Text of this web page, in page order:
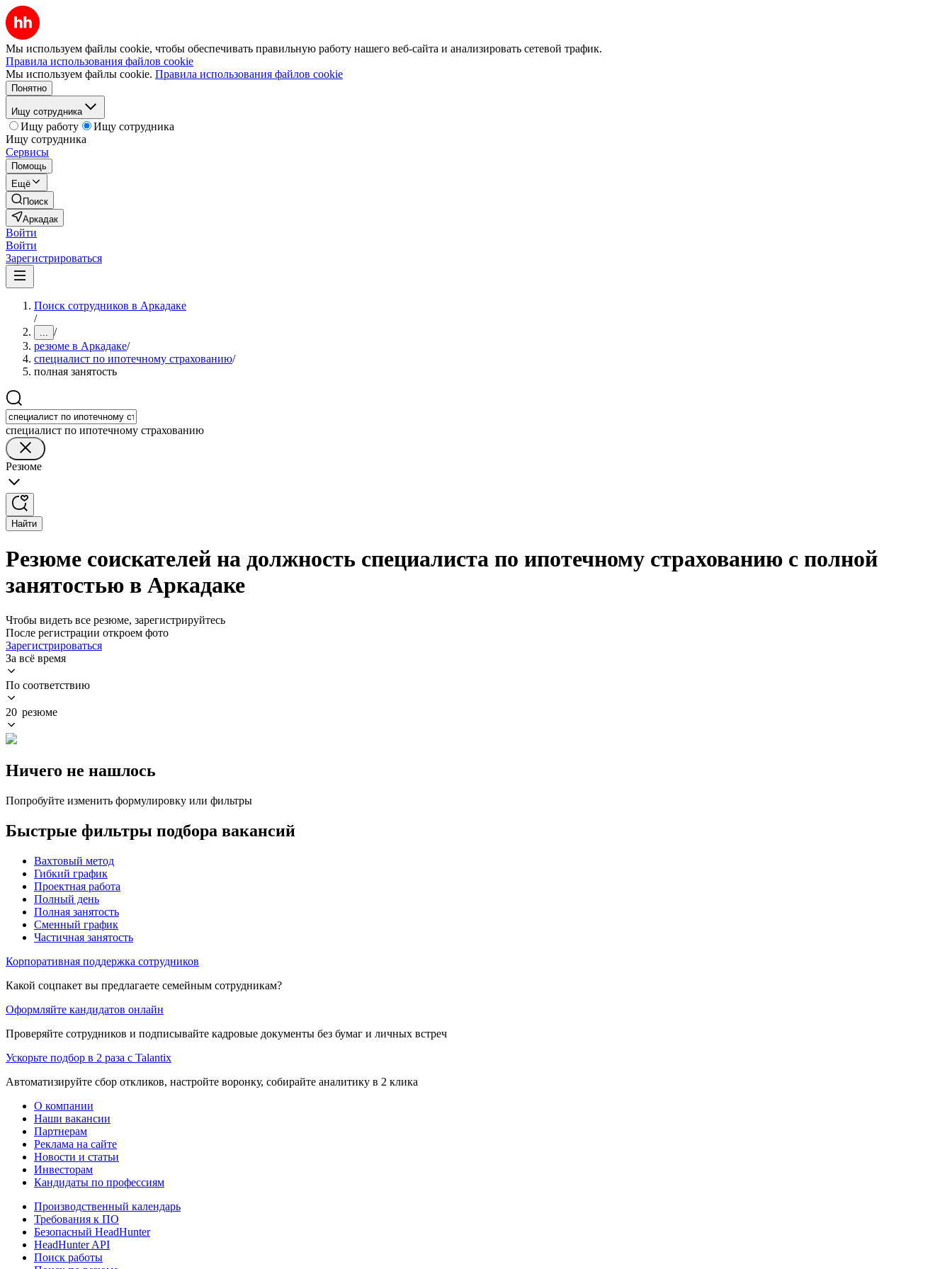
Мы используем файлы cookie, чтобы обеспечивать правильную работу нашего веб-сайта и анализировать сетевой трафик.
Правила использования файлов cookie
Мы используем файлы cookie. Правила использования файлов cookie
Понятно
Ищу сотрудника
Ищу работу
Ищу сотрудника
Ищу сотрудника
Сервисы
Помощь
Ещё
Поиск
Аркадак
Войти
Войти
Зарегистрироваться
Поиск сотрудников в Аркадаке
/
... /
резюме в Аркадаке/
специалист по ипотечному страхованию/
полная занятость
специалист по ипотечному страхованию
Резюме
Найти
Резюме соискателей на должность специалиста по ипотечному страхованию с полной
занятостью в Аркадаке
Чтобы видеть все резюме, зарегистрируйтесь
После регистрации откроем фото
Зарегистрироваться
За всё время
По соответствию
20 резюме
Ничего не нашлось
Попробуйте изменить формулировку или фильтры
Быстрые фильтры подбора вакансий
Вахтовый метод
Гибкий график
Проектная работа
Полный день
Полная занятость
Сменный график
Частичная занятость
Корпоративная поддержка сотрудников
Какой соцпакет вы предлагаете семейным сотрудникам?
Оформляйте кандидатов онлайн
Проверяйте сотрудников и подписывайте кадровые документы без бумаг и личных встреч
Ускорьте подбор в 2 раза с Talantix
Автоматизируйте сбор откликов, настройте воронку, собирайте аналитику в 2 клика
О компании
Наши вакансии
Партнерам
Реклама на сайте
Новости и статьи
Инвесторам
Кандидаты по профессиям
Производственный календарь
Требования к ПО
Безопасный HeadHunter
HeadHunter API
Поиск работы